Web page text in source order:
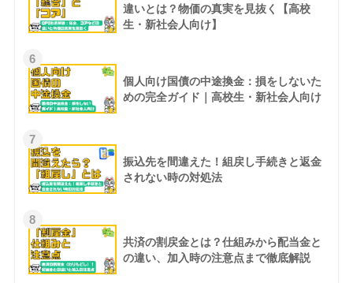
違いとは？物価の真実を見抜く【高校
生・新社会人向け】
6
個人向け国債の中途換金：損をしないた
めの完全ガイド｜高校生・新社会人向け
7
振込先を間違えた！組戻し手続きと返金
されない時の対処法
8
共済の割戻金とは？仕組みから配当金と
の違い、加入時の注意点まで徹底解説